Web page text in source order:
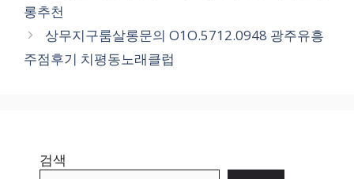
롱추천
상무지구룸살롱문의 O1O.5712.0948 광주유흥
주점후기 치평동노래클럽
검색